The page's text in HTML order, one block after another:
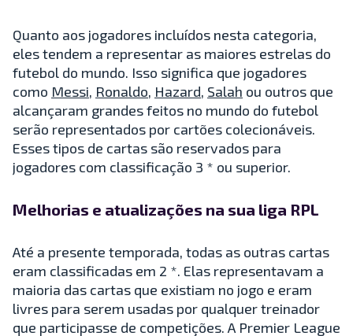
Quanto aos jogadores incluídos nesta categoria,
eles tendem a representar as maiores estrelas do
futebol do mundo. Isso significa que jogadores
como Messi, Ronaldo, Hazard, Salah ou outros que
alcançaram grandes feitos no mundo do futebol
serão representados por cartões colecionáveis.
Esses tipos de cartas são reservados para
jogadores com classificação 3 * ou superior.
Melhorias e atualizações na sua liga RPL
Até a presente temporada, todas as outras cartas
eram classificadas em 2 *. Elas representavam a
maioria das cartas que existiam no jogo e eram
livres para serem usadas por qualquer treinador
que participasse de competições. A Premier League